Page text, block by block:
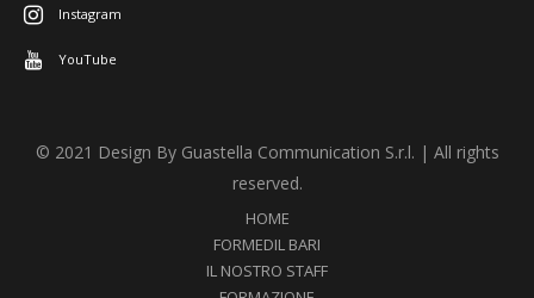
Instagram
YouTube
© 2021 Design By Guastella Communication S.r.l. | All rights
reserved.
HOME
FORMEDIL BARI
IL NOSTRO STAFF